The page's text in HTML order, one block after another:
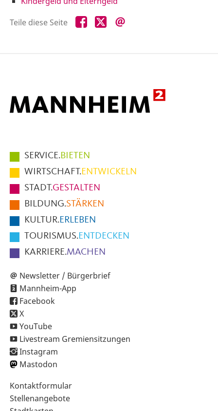
Teile diese Seite
Teile
diese
Teile
diese
Hauptmenüpunkte
im
Fußbereich
der
Seite
SERVICE.BIETEN
WIRTSCHAFT.ENTWICKELN
STADT.GESTALTEN
BILDUNG.STÄRKEN
KULTUR.ERLEBEN
TOURISMUS.ENTDECKEN
KARRIERE.MACHEN
Newsletter / Bürgerbrief
Mannheim-App
Facebook
X
YouTube
Livestream Gremiensitzungen
Instagram
Mastodon
Sekundärnavigation
im
Kontaktformular
Stellenangebote